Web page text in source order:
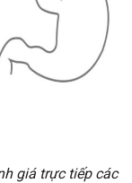
giá trực tiếp các